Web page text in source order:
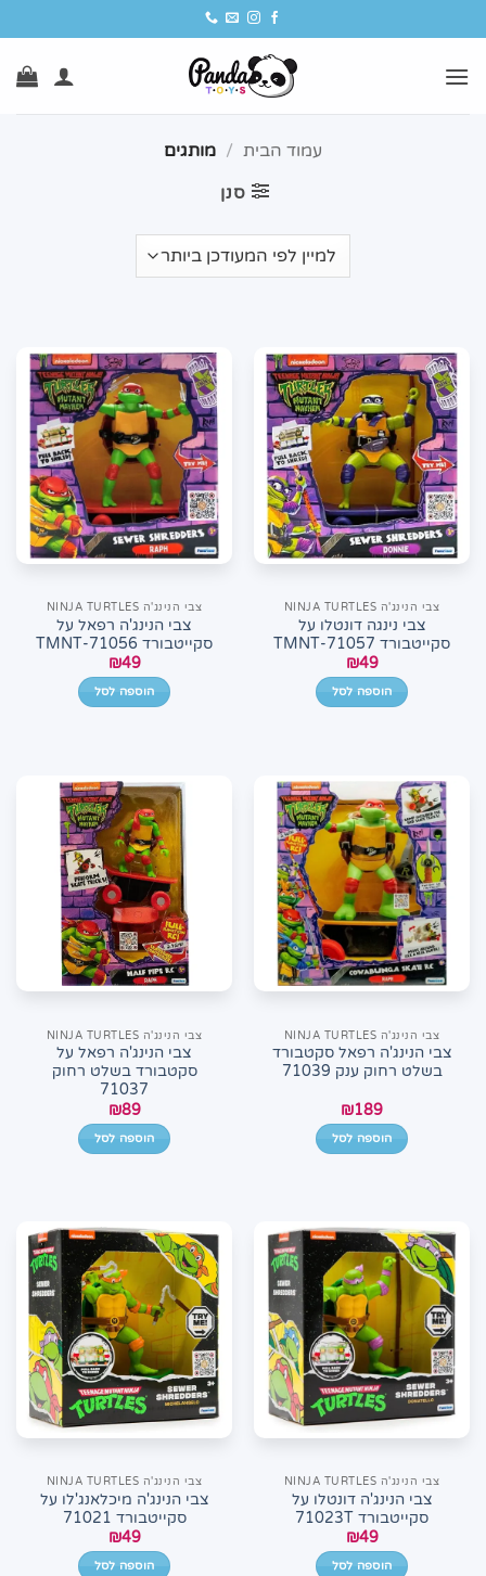
to
content
עמוד הבית / מותגים
סנן
צבי הנינג'ה NINJA TURTLES
צבי נינגה דונטלו על
סקייטבורד 71057-TMNT
₪49
הוספה לסל
צבי הנינג'ה NINJA TURTLES
צבי הנינג'ה רפאל על
סקייטבורד 71056-TMNT
₪49
הוספה לסל
צבי הנינג'ה NINJA TURTLES
צבי הנינג'ה רפאל סקטבורד
בשלט רחוק ענק 71039
₪189
הוספה לסל
צבי הנינג'ה NINJA TURTLES
צבי הנינג'ה רפאל על
סקטבורד בשלט רחוק
71037
₪89
הוספה לסל
צבי הנינג'ה NINJA TURTLES
צבי הנינג'ה דונטלו על
סקייטבורד 71023T
₪49
הוספה לסל
צבי הנינג'ה NINJA TURTLES
צבי הנינג'ה מיכלאנג'לו על
סקייטבורד 71021
₪49
הוספה לסל